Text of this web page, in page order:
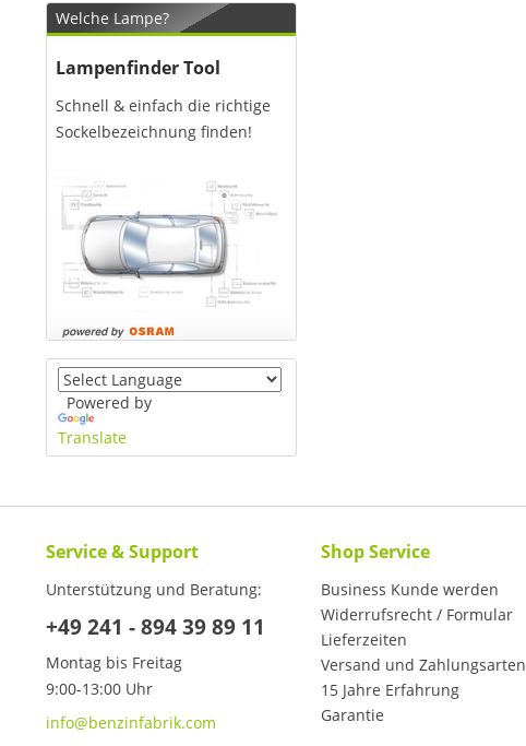
Welche Lampe?
Lampenfinder Tool
Schnell & einfach die richtige
Sockelbezeichnung finden!
Powered by
Translate
Service & Support
Unterstützung und Beratung:
+49 241 - 894 39 89 11
Montag bis Freitag
9:00-13:00 Uhr
info@benzinfabrik.com
Shop Service
Business Kunde werden
Widerrufsrecht / Formular
Lieferzeiten
Versand und Zahlungsarten
15 Jahre Erfahrung
Garantie